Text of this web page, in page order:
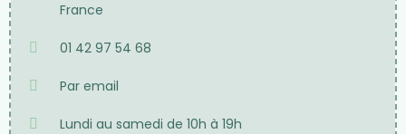
France
01 42 97 54 68
Par email
Lundi au samedi de 10h à 19h